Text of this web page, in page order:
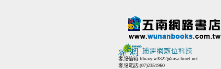
客服信箱:library.w3322@msa.hinet.net
客服電話:(07)2351960